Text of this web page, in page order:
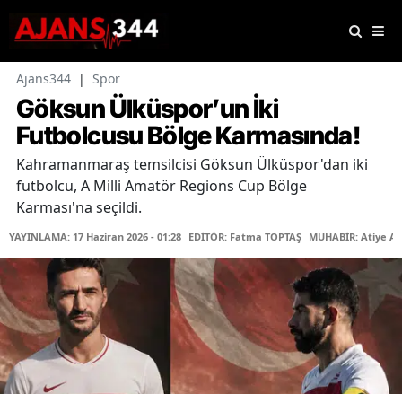
Ajans344 | Spor
Göksun Ülküspor’un İki
Futbolcusu Bölge Karmasında!
Kahramanmaraş temsilcisi Göksun Ülküspor'dan iki
futbolcu, A Milli Amatör Regions Cup Bölge
Karması'na seçildi.
YAYINLAMA: 17 Haziran 2026 - 01:28 EDİTÖR: Fatma TOPTAŞ MUHABİR: Atiye